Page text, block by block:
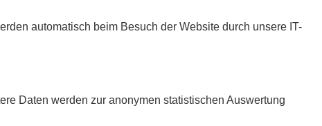
automatisch beim Besuch der Website durch unsere IT-
Daten werden zur anonymen statistischen Auswertung